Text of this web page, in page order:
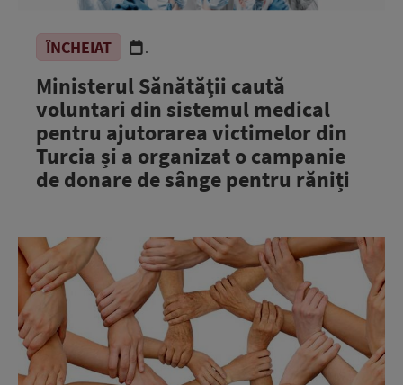
ÎNCHEIAT .
Ministerul Sănătății caută
voluntari din sistemul medical
pentru ajutorarea victimelor din
Turcia și a organizat o campanie
de donare de sânge pentru răniți